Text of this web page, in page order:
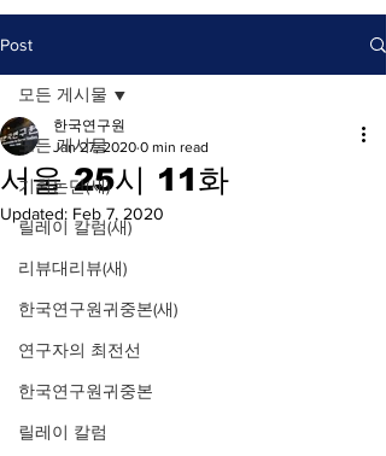
Post
모든 게시물
기획논단(새)
릴레이 칼럼(새)
리뷰대리뷰(새)
한국연구원귀중본(새)
연구자의 최전선
한국연구원귀중본
릴레이 칼럼
모든 게시물
서울 25시 11화
한국연구원
Jan 27, 2020 0 min read
Updated: Feb 7, 2020